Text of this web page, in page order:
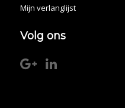
Mijn verlanglijst
Volg ons